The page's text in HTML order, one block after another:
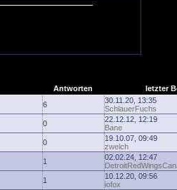
Antworten letzter
6
30.11.20, 13:35
SchlauerFuchs
0
22.12.12, 12:19
Bane
0
19.10.07, 09:49
zwelch
1
02.02.24, 12:47
1
10.12.20, 09:56
iofox